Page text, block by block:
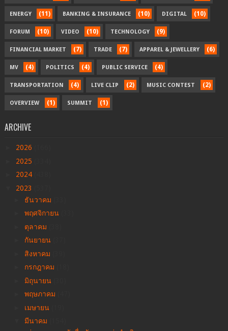
ENERGY (11) BANKING & INSURANCE (10) DIGITAL (10)
FORUM (10) VIDEO (10) TECHNOLOGY (9)
FINANCIAL MARKET (7) TRADE (7) APPAREL & JEWELLERY (6)
MV (4) POLITICS (4) PUBLIC SERVICE (4)
TRANSPORTATION (4) LIVE CLIP (2) MUSIC CONTEST (2)
OVERVIEW (1) SUMMIT (1)
ARCHIVE
2026
2025
2024
2023
ธันวาคม
พฤศจิกายน
ตุลาคม
กันยายน
สิงหาคม
กรกฎาคม
มิถุนายน
พฤษภาคม
เมษายน
มีนาคม